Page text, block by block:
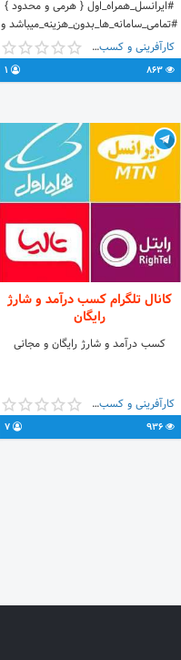
#ایرانسل_همراه_اول { هرمی و محدود }
#تمامی_سامانه_ها_بدون_هزینه_میباشد و
بصورت رایگان قابل دریافت میباشد 💟
قول میدم دیگه شارژ نخرید پشتیبانی
مستقیم👇 @saied976
کارآفرینی و کسب و کار
863
کانال تلگرام کسب درآمد و شارژ
رایگان
کسب درآمد و شارژ رایگان و مجانی
کارآفرینی و کسب و کار
936
7